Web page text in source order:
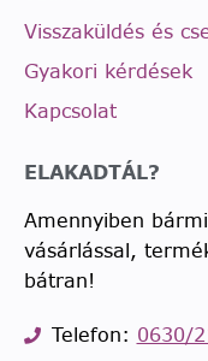
Visszaküldés és
Gyakori kérdések
Kapcsolat
ELAKADTÁL?
Amennyiben
vásárlással,
bátran!
Telefon: 0630/